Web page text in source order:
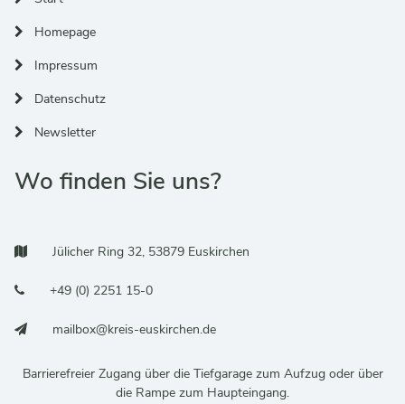
Homepage
Impressum
Datenschutz
Newsletter
Wo finden Sie uns?
Adresse:
Jülicher Ring 32, 53879 Euskirchen
Telefonnummer:
+49 (0) 2251 15-0
E-Mail:
mailbox@kreis-euskirchen.de
Barrierefreier Zugang über die Tiefgarage zum Aufzug oder über
die Rampe zum Haupteingang.